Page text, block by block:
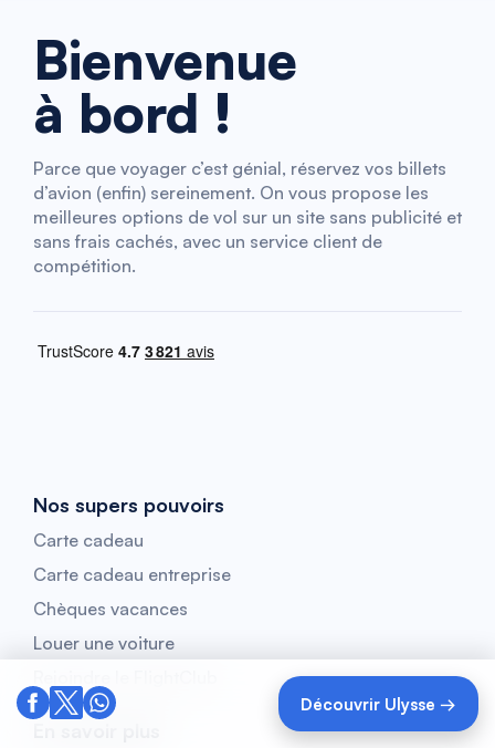
Découvrir Ulysse →
Bienvenue
à bord !
Parce que voyager c’est génial, réservez vos billets
d’avion (enfin) sereinement. On vous propose les
meilleures options de vol sur un site sans publicité et
sans frais cachés, avec un service client de
compétition.
Nos supers pouvoirs
Carte cadeau
Carte cadeau entreprise
Chèques vacances
Louer une voiture